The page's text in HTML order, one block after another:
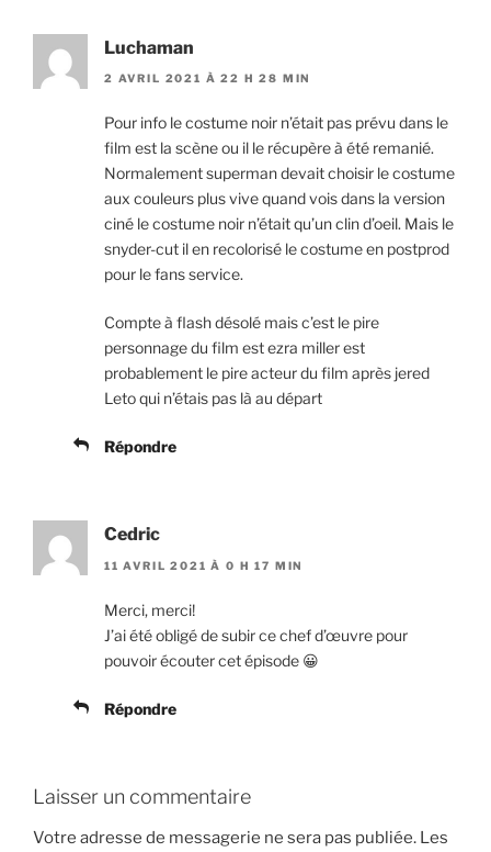
Luchaman
2 AVRIL 2021 À 22 H 28 MIN
Pour info le costume noir n’était pas prévu dans le
film est la scène ou il le récupère à été remanié.
Normalement superman devait choisir le costume
aux couleurs plus vive quand vois dans la version
ciné le costume noir n’était qu’un clin d’oeil. Mais le
snyder-cut il en recolorisé le costume en postprod
pour le fans service.
Compte à flash désolé mais c’est le pire
personnage du film est ezra miller est
probablement le pire acteur du film après jered
Leto qui n’étais pas là au départ
Répondre
Cedric
11 AVRIL 2021 À 0 H 17 MIN
Merci, merci!
J’ai été obligé de subir ce chef d’œuvre pour
pouvoir écouter cet épisode 😀
Répondre
Laisser un commentaire
Votre adresse de messagerie ne sera pas publiée. Les